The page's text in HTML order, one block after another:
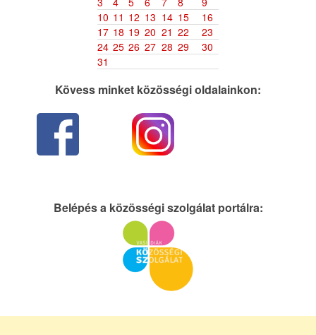
10 11 12 13 14 15
16
17 18 19 20 21 22
23
24 25 26 27 28 29
30
31
Kövess minket közösségi oldalainkon:
Belépés a közösségi szolgálat portálra: